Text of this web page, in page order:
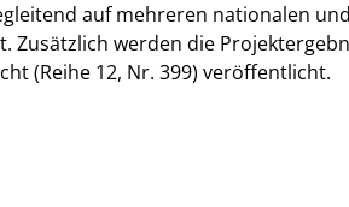
auf mehreren nationalen und
Zusätzlich werden die
(Reihe 12, Nr. 399) veröffentlicht.